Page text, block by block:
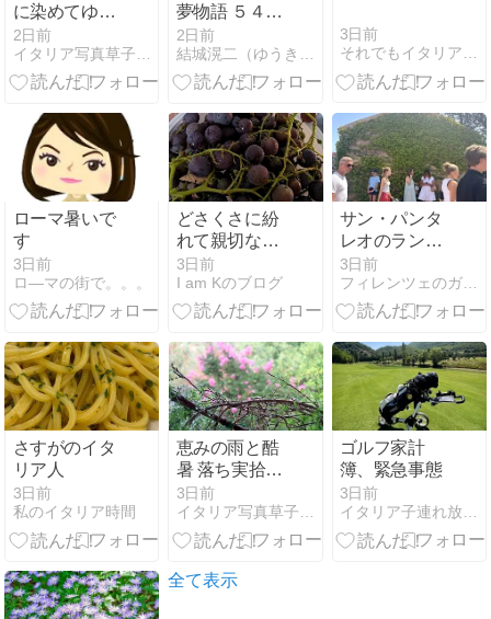
に染めてゆく
夕日 トラジメ
ーノ湖
2日前
夢物語 ５４５
２話」
2日前
3日前
ローマ暑いで
す
3日前
ロ―マの街で。。。
どさくさに紛
れて親切な男
性たちの仲間
入り2名
3日前
I am Kのブログ
サン・パンタ
レオのランチ
＠Silenda
Ristorante
3日前
フィレンツェのガイド なぎさの便り
さすがのイタ
リア人
3日前
私のイタリア時間
恵みの雨と酷
暑 落ち実拾い
と初トマト
3日前
ゴルフ家計
簿、緊急事態
3日前
全て表示